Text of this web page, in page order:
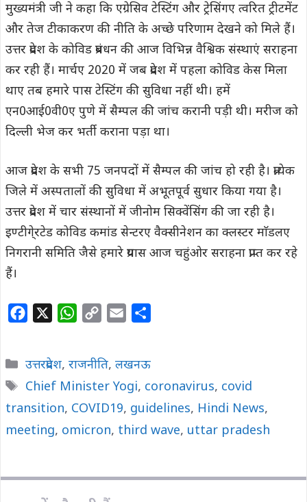
मुख्यमंत्री जी ने कहा कि एग्रेसिव टेस्टिंग और ट्रेसिंगए त्वरित ट्रीटमेंट
और तेज टीकाकरण की नीति के अच्छे परिणाम देखने को मिले हैं।
उत्तर प्रदेश के कोविड प्रबंधन की आज विभिन्न वैश्विक संस्थाएं सराहना
कर रही हैं। मार्चए 2020 में जब प्रदेश में पहला कोविड केस मिला
थाए तब हमारे पास टेस्टिंग की सुविधा नहीं थी। हमें
एन0आई0वी0ए पुणे में सैम्पल की जांच करानी पड़ी थी। मरीज को
दिल्ली भेज कर भर्ती कराना पड़ा था।
आज प्रदेश के सभी 75 जनपदों में सैम्पल की जांच हो रही है। प्रत्येक
जिले में अस्पतालों की सुविधा में अभूतपूर्व सुधार किया गया है।
उत्तर प्रदेश में चार संस्थानों में जीनोम सिक्वेंसिंग की जा रही है।
इण्टीगे्रटेड कोविड कमांड सेन्टरए वैक्सीनेशन का क्लस्टर माॅडलए
निगरानी समिति जैसे हमारे प्रयास आज चहुंओर सराहना प्राप्त कर रहे
हैं।
e
b
o
o
W
t
s
A
p
y
L
i
n
i
l
e
Categories
उत्तरप्रदेश, राजनीति, लखनऊ
Tags
Chief Minister Yogi, coronavirus, covid
transition, COVID19, guidelines, Hindi News,
meeting, omicron, third wave, uttar pradesh